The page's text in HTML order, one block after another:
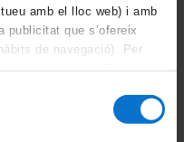
amb el lloc web) i amb
publicitat que s’ofereix
de navegació). Per
podeu consultar la